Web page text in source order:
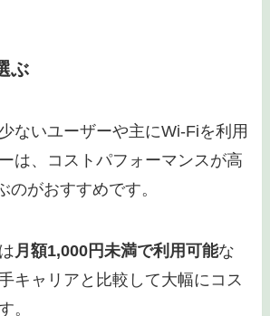
ぶ
ないユーザーや主にWi-Fiを利用
は、コストパフォーマンスが高
のがおすすめです。
月額1,000円未満で利用可能な
キャリアと比較して大幅にコス
。